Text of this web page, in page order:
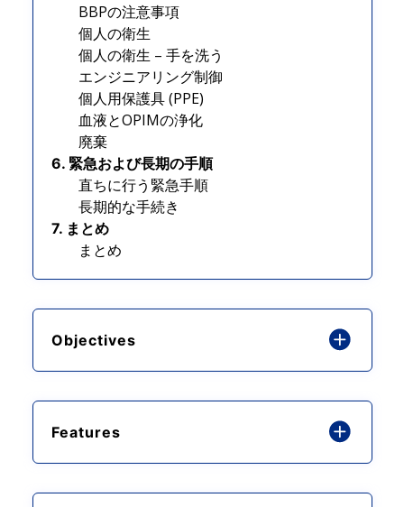
BBPの注意事項
個人の衛生
個人の衛生 – 手を洗う
エンジニアリング制御
個人用保護具 (PPE)
血液とOPIMの浄化
廃棄
6. 緊急および長期の手順
直ちに行う緊急手順
長期的な手続き
7. まとめ
まとめ
Objectives
Features